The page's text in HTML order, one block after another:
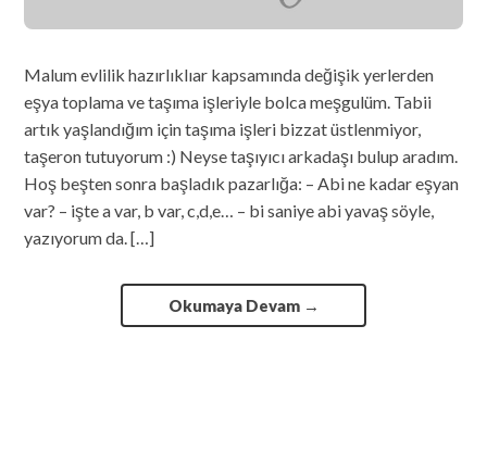
Malum evlilik hazırlıklıar kapsamında değişik yerlerden
eşya toplama ve taşıma işleriyle bolca meşgulüm. Tabii
artık yaşlandığım için taşıma işleri bizzat üstlenmiyor,
taşeron tutuyorum :) Neyse taşıyıcı arkadaşı bulup aradım.
Hoş beşten sonra başladık pazarlığa: – Abi ne kadar eşyan
var? – işte a var, b var, c,d,e… – bi saniye abi yavaş söyle,
yazıyorum da. […]
Okumaya Devam →